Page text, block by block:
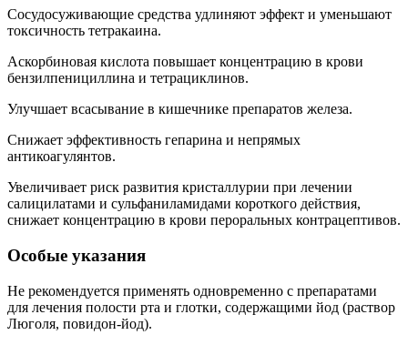
Сосудосуживающие средства удлиняют эффект и уменьшают
токсичность тетракаина.
Аскорбиновая кислота повышает концентрацию в крови
бензилпенициллина и тетрациклинов.
Улучшает всасывание в кишечнике препаратов железа.
Снижает эффективность гепарина и непрямых
антикоагулянтов.
Увеличивает риск развития кристаллурии при лечении
салицилатами и сульфаниламидами короткого действия,
снижает концентрацию в крови пероральных контрацептивов.
Особые указания
Не рекомендуется применять одновременно с препаратами
для лечения полости рта и глотки, содержащими йод (раствор
Люголя, повидон-йод).